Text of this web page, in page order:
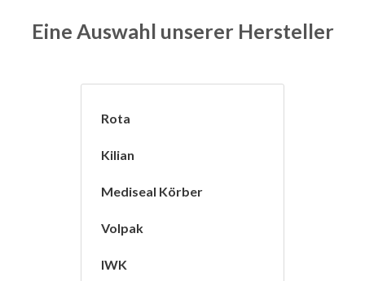
Eine Auswahl unserer Hersteller
Rota
Kilian
Mediseal Körber
Volpak
IWK